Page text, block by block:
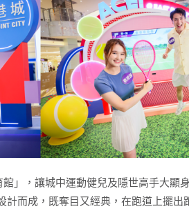
」，讓城中運動健兒及隱世高手大顯
而成，既奪目又經典，在跑道上擺出